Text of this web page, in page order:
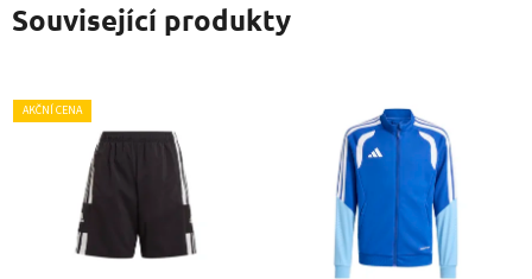
Související produkty
AKČNÍ CENA